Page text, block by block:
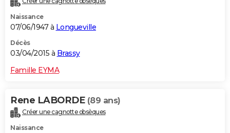
Naissance
07/06/1947 à Longueville
Décès
03/04/2015 à Brassy
Famille EYMA
Rene LABORDE (89 ans)
Créer une cagnotte obsèques
Naissance